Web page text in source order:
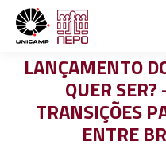
LANÇAMENTO
QUER
TRANSIÇÕES
ENTRE